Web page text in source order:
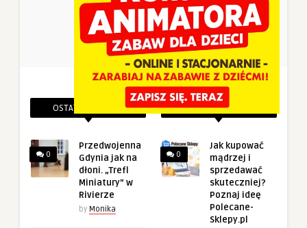
OSTATNIE PINEZKI
0
Przedwojenna
Gdynia jak na
dłoni. „Trefl
Miniatury” w
Rivierze
by Monika
POWIĄZANE PINEZKI
0
Jak kupować
mądrzej i
sprzedawać
skuteczniej?
Poznaj ideę
Polecane-
Sklepy.pl